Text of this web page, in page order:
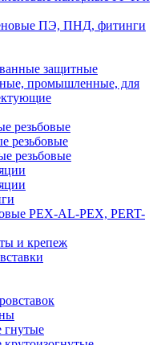
ПЭ, ПНД, фитинги
защитные
промышленные, для
резьбовые
резьбовые
резьбовые
PEX-AL-PEX, PERT-
и крепеж
гнутые